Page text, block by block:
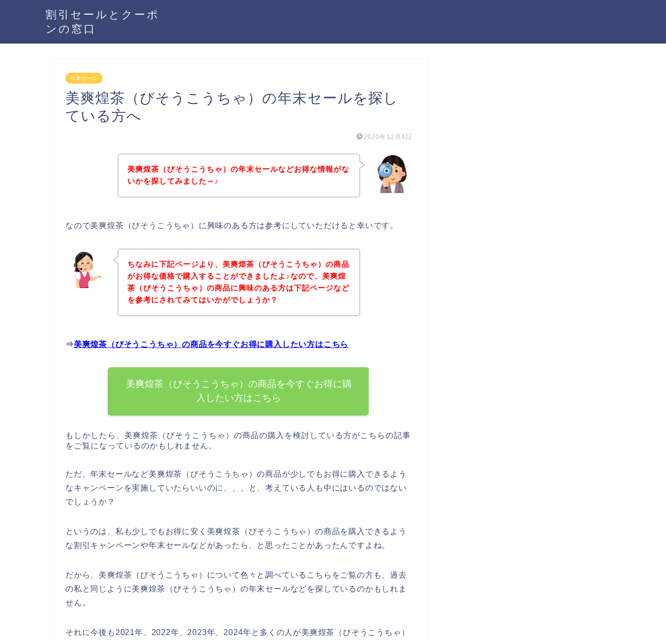
割引セールとクーポ
ンの窓口
年末セール
美爽煌茶（びそうこうちゃ）の年末セールを探し
ている方へ
2020年12月4日
美爽煌茶（びそうこうちゃ）の年末セールなどお得な情報がな
いかを探してみました～♪
なので美爽煌茶（びそうこうちゃ）に興味のある方は参考にしていただけると幸いです。
ちなみに下記ページより、美爽煌茶（びそうこうちゃ）の商品
がお得な価格で購入することができましたよ♪なので、美爽煌
茶（びそうこうちゃ）の商品に興味のある方は下記ページなど
を参考にされてみてはいかがでしょうか？
⇒美爽煌茶（びそうこうちゃ）の商品を今すぐお得に購入したい方はこちら
美爽煌茶（びそうこうちゃ）の商品を今すぐお得に購
入したい方はこちら
もしかしたら、美爽煌茶（びそうこうちゃ）の商品の購入を検討している方がこちらの記事
をご覧になっているのかもしれません。
ただ、年末セールなど美爽煌茶（びそうこうちゃ）の商品が少しでもお得に購入できるよう
なキャンペーンを実施していたらいいのに、、、と、考えている人も中にはいるのではない
でしょうか？
というのは、私も少しでもお得に安く美爽煌茶（びそうこうちゃ）の商品を購入できるよう
な割引キャンペーンや年末セールなどがあったら、と思ったことがあったんですよね。
だから、美爽煌茶（びそうこうちゃ）について色々と調べているこちらをご覧の方も、過去
の私と同じように美爽煌茶（びそうこうちゃ）の年末セールなどを探しているのかもしれま
せん。
それに今後も2021年、2022年、2023年、2024年と多くの人が美爽煌茶（びそうこうちゃ）